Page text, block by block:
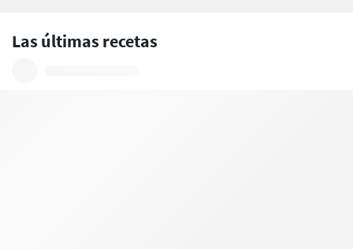
Las últimas recetas